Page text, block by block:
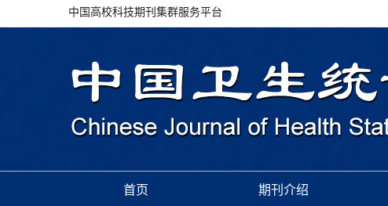
中国高校科技期刊集群服务平台
首页 期刊介绍